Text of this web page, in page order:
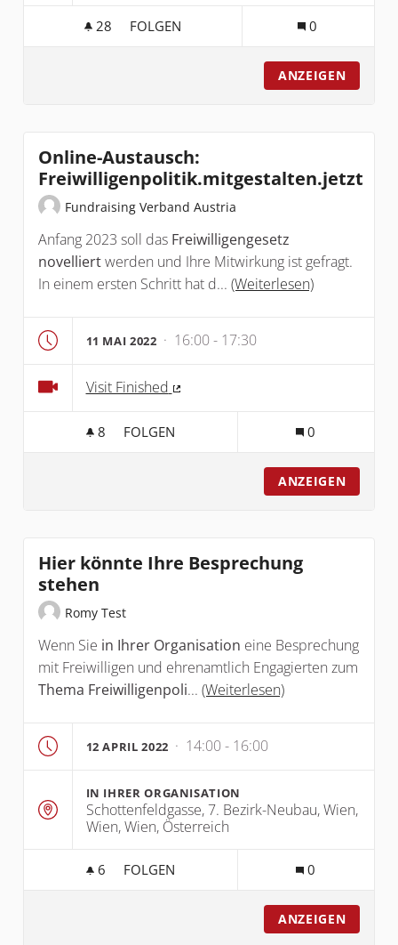
28 28 FOLLOWER
FOLGEN 0
ANZEIGEN
Online-Austausch:
Freiwilligenpolitik.mitgestalten.jetzt
Fundraising Verband Austria
Anfang 2023 soll das Freiwilligengesetz
novelliertwerden und Ihre Mitwirkung ist gefragt.
In einem ersten Schritt hat d... (Weiterlesen)
11 MAI 2022 · 16:00 - 17:30
Visit Finished
8 8 FOLLOWER
FOLGEN 0
ANZEIGEN
Hier könnte Ihre Besprechung
stehen
Romy Test
Wenn Sie in Ihrer Organisation eine Besprechung
mit Freiwilligen und ehrenamtlich Engagierten zum
Thema Freiwilligenpoli... (Weiterlesen)
12 APRIL 2022 · 14:00 - 16:00
IN IHRER ORGANISATION
Schottenfeldgasse, 7. Bezirk-Neubau, Wien,
Wien, Wien, Österreich
6 6 FOLLOWER
FOLGEN 0
ANZEIGEN